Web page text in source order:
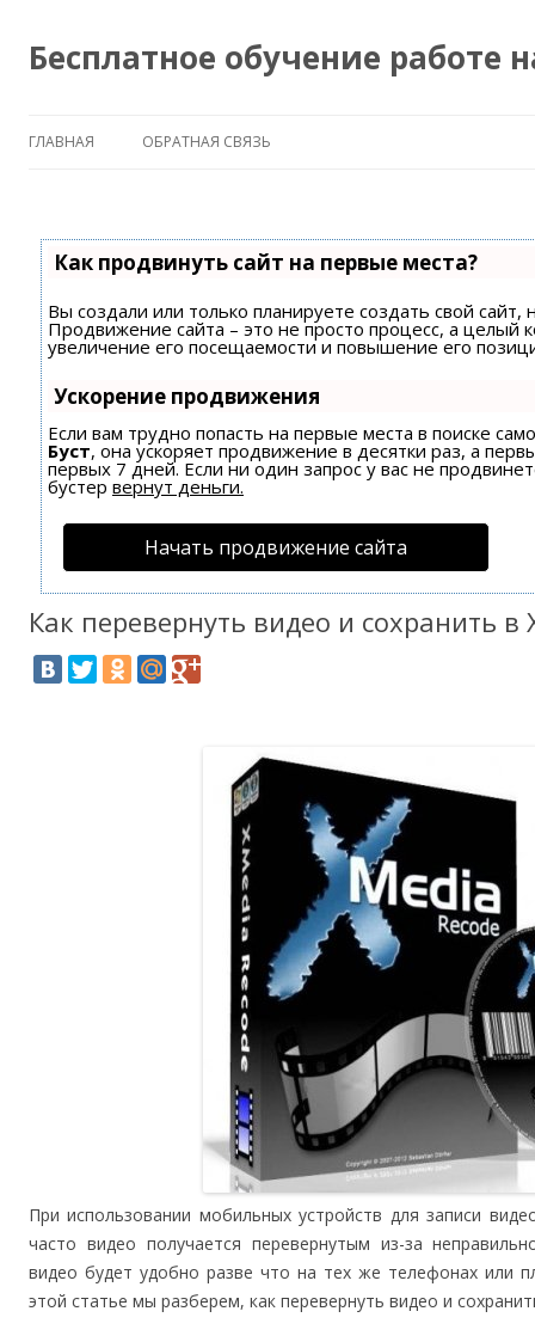
Бесплатное обучение работе
ГЛАВНАЯ ОБРАТНАЯ СВЯЗЬ
Как продвинуть сайт на первые места?
Вы создали или только планируете создать свой сайт,
Продвижение сайта – это не просто процесс, а целый
увеличение его посещаемости и повышение его
Ускорение продвижения
Если вам трудно попасть на первые места в поиске
Буст, она ускоряет продвижение в десятки раз, а
первых 7 дней. Если ни один запрос у вас не
бустер вернут деньги.
Начать продвижение сайта
Как перевернуть видео и сохранить в
При использовании мобильных устройств для записи
часто видео получается перевернутым из-за
видео будет удобно разве что на тех же телефонах или
этой статье мы разберем, как перевернуть видео и